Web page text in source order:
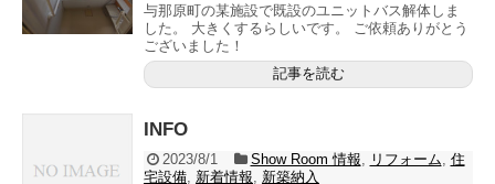
与那原町の某施設で既設のユニットバス解体しま
した。 大きくするらしいです。 ご依頼ありがとう
ございました！
記事を読む
INFO
2023/8/1 Show Room 情報 リフォーム 住
宅設備 新着情報 新築納入